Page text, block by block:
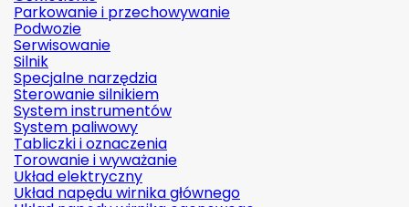
Parkowanie i przechowywanie
Podwozie
Serwisowanie
Silnik
Specjalne narzędzia
Sterowanie silnikiem
System instrumentów
System paliwowy
Tabliczki i oznaczenia
Torowanie i wyważanie
Układ elektryczny
Układ napędu wirnika głównego